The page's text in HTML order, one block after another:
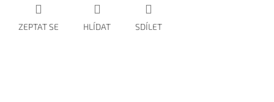
ZEPTAT SE HLÍDAT SDÍLET